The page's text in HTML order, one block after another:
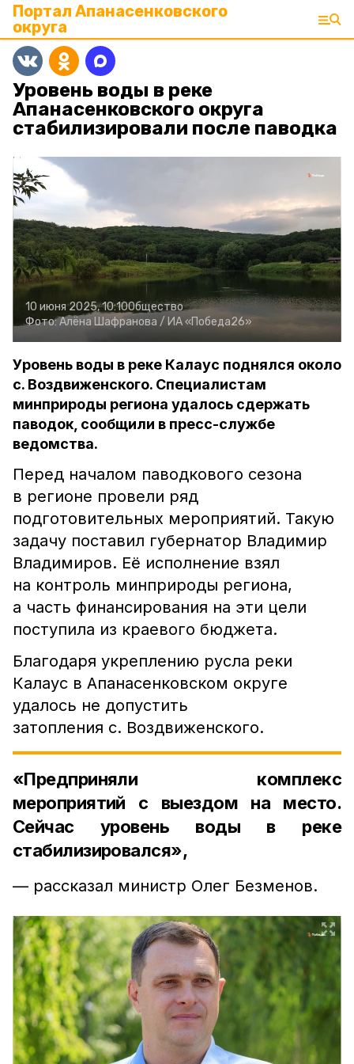
Портал Апанасенковского
округа
Уровень воды в реке
Апанасенковского округа
стабилизировали после паводка
10 июня 2025, 10:10Общество
Фото:Алёна Шафранова / ИА «Победа26»
Уровень воды в реке Калаус поднялся около
с. Воздвиженского. Специалистам
минприроды региона удалось сдержать
паводок, сообщили в пресс-службе
ведомства.
Перед началом паводкового сезона
в регионе провели ряд
подготовительных мероприятий. Такую
задачу поставил губернатор Владимир
Владимиров. Её исполнение взял
на контроль минприроды региона,
а часть финансирования на эти цели
поступила из краевого бюджета.
Благодаря укреплению русла реки
Калаус в Апанасенковском округе
удалось не допустить
затопления с. Воздвиженского.
«Предприняли комплекс
мероприятий с выездом на место.
Сейчас уровень воды в реке
стабилизировался»,
— рассказал министр Олег Безменов.